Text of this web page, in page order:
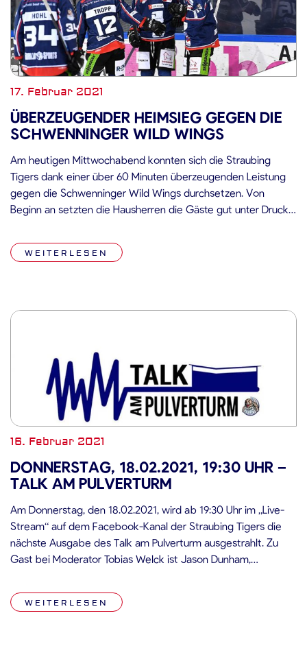
17. Februar 2021
ÜBERZEUGENDER HEIMSIEG GEGEN DIE
SCHWENNINGER WILD WINGS
Am heutigen Mittwochabend konnten sich die Straubing
Tigers dank einer über 60 Minuten überzeugenden Leistung
gegen die Schwenninger Wild Wings durchsetzen. Von
Beginn an setzten die Hausherren die Gäste gut unter Druck
zahlte sich in der neunten Spielminute aus, als Kael Mouillierat
vor Joacim Eriksson im Schwenninger Kasten an […]
WEITERLESEN
16. Februar 2021
DONNERSTAG, 18.02.2021, 19:30 UHR –
TALK AM PULVERTURM
Am Donnerstag, den 18.02.2021, wird ab 19:30 Uhr im „Live-
Stream“ auf dem Facebook-Kanal der Straubing Tigers die
nächste Ausgabe des Talk am Pulverturm ausgestrahlt. Zu
Gast bei Moderator Tobias Welck ist Jason Dunham,
Donnerstag, den 18.02.2021, um 12:00 Uhr per Mail an
news(at)straubing-tigers.de geschickt werden. Die
WEITERLESEN